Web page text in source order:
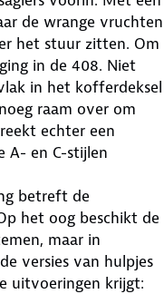
de wrange vruchten
het stuur zitten. Om
in de 408. Niet
in het kofferdeksel
raam over om
echter een
A- en C-stijlen
betreft de
het oog beschikt de
maar in
versies van hulpjes
uitvoeringen krijgt: